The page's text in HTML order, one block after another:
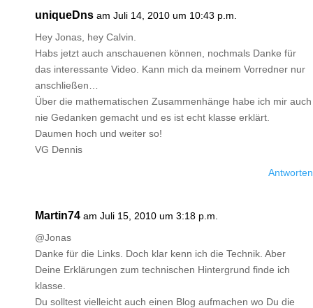
uniqueDns am Juli 14, 2010 um 10:43 p.m.
Hey Jonas, hey Calvin.
Habs jetzt auch anschauenen können, nochmals Danke für
das interessante Video. Kann mich da meinem Vorredner nur
anschließen…
Über die mathematischen Zusammenhänge habe ich mir auch
nie Gedanken gemacht und es ist echt klasse erklärt.
Daumen hoch und weiter so!
VG Dennis
Antworten
Martin74 am Juli 15, 2010 um 3:18 p.m.
@Jonas
Danke für die Links. Doch klar kenn ich die Technik. Aber
Deine Erklärungen zum technischen Hintergrund finde ich
klasse.
Du solltest vielleicht auch einen Blog aufmachen wo Du die